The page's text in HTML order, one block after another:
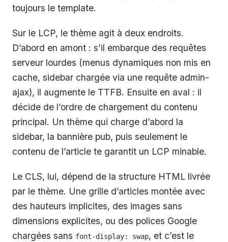
toujours le template.
Sur le LCP, le thème agit à deux endroits.
D’abord en amont : s’il embarque des requêtes
serveur lourdes (menus dynamiques non mis en
cache, sidebar chargée via une requête admin-
ajax), il augmente le TTFB. Ensuite en aval : il
décide de l’ordre de chargement du contenu
principal. Un thème qui charge d’abord la
sidebar, la bannière pub, puis seulement le
contenu de l’article te garantit un LCP minable.
Le CLS, lui, dépend de la structure HTML livrée
par le thème. Une grille d’articles montée avec
des hauteurs implicites, des images sans
dimensions explicites, ou des polices Google
chargées sans font-display: swap, et c’est le